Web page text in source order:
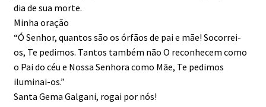
dia de sua morte.
Minha oração
“Ó Senhor, quantos são os órfãos de pai e mãe! Socorrei-
os, Te pedimos. Tantos também não O reconhecem como
o Pai do céu e Nossa Senhora como Mãe, Te pedimos
iluminai-os.”
Santa Gema Galgani, rogai por nós!